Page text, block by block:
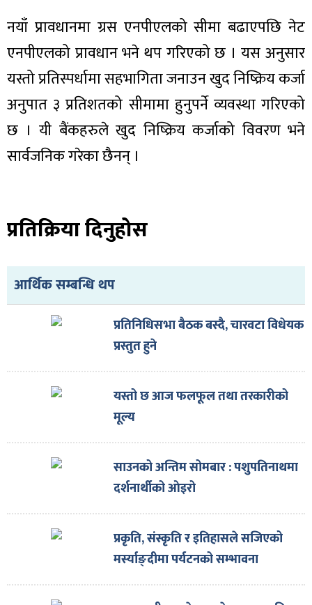
नयाँ प्रावधानमा ग्रस एनपीएलको सीमा बढाएपछि नेट
एनपीएलको प्रावधान भने थप गरिएको छ । यस अनुसार
यस्तो प्रतिस्पर्धामा सहभागिता जनाउन खुद निष्क्रिय कर्जा
अनुपात ३ प्रतिशतको सीमामा हुनुपर्ने व्यवस्था गरिएको
छ । यी बैंकहरुले खुद निष्क्रिय कर्जाको विवरण भने
सार्वजनिक गरेका छैनन् ।
प्रतिक्रिया दिनुहोस
आर्थिक सम्बन्धि थप
प्रतिनिधिसभा बैठक बस्दै, चारवटा विधेयक
प्रस्तुत हुने
यस्तो छ आज फलफूल तथा तरकारीको
मूल्य
साउनको अन्तिम सोमबार : पशुपतिनाथमा
दर्शनार्थीको ओइरो
प्रकृति, संस्कृति र इतिहासले सजिएको
मर्स्याङ्दीमा पर्यटनको सम्भावना